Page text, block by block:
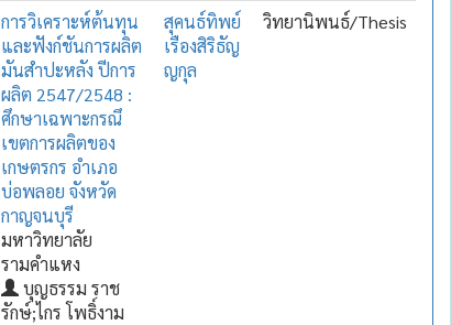
การวิเคราะห์ต้นทุน
และฟังก์ชันการผลิต
มันสำปะหลัง ปีการ
ผลิต 2547/2548 :
ศึกษาเฉพาะกรณึ
เขตการผลิตของ
เกษตรกร อำเภอ
บ่อพลอย จังหวัด
กาญจนบุรี
มหาวิทยาลัย
รามคำแหง
บุญธรรม ราช
รักษ์;ไกร โพธิ์งาม
สุคนธ์ทิพย์
เรืองสิริธัญ
ญกุล
วิทยานิพนธ์/Thesis